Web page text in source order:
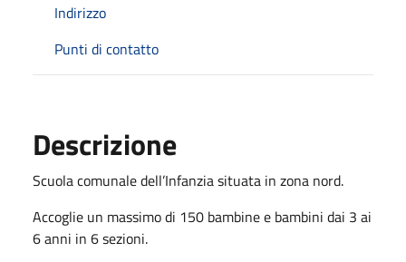
Indirizzo
Punti di contatto
Descrizione
Scuola comunale dell’Infanzia situata in zona nord.
Accoglie un massimo di 150 bambine e bambini dai 3 ai
6 anni in 6 sezioni.